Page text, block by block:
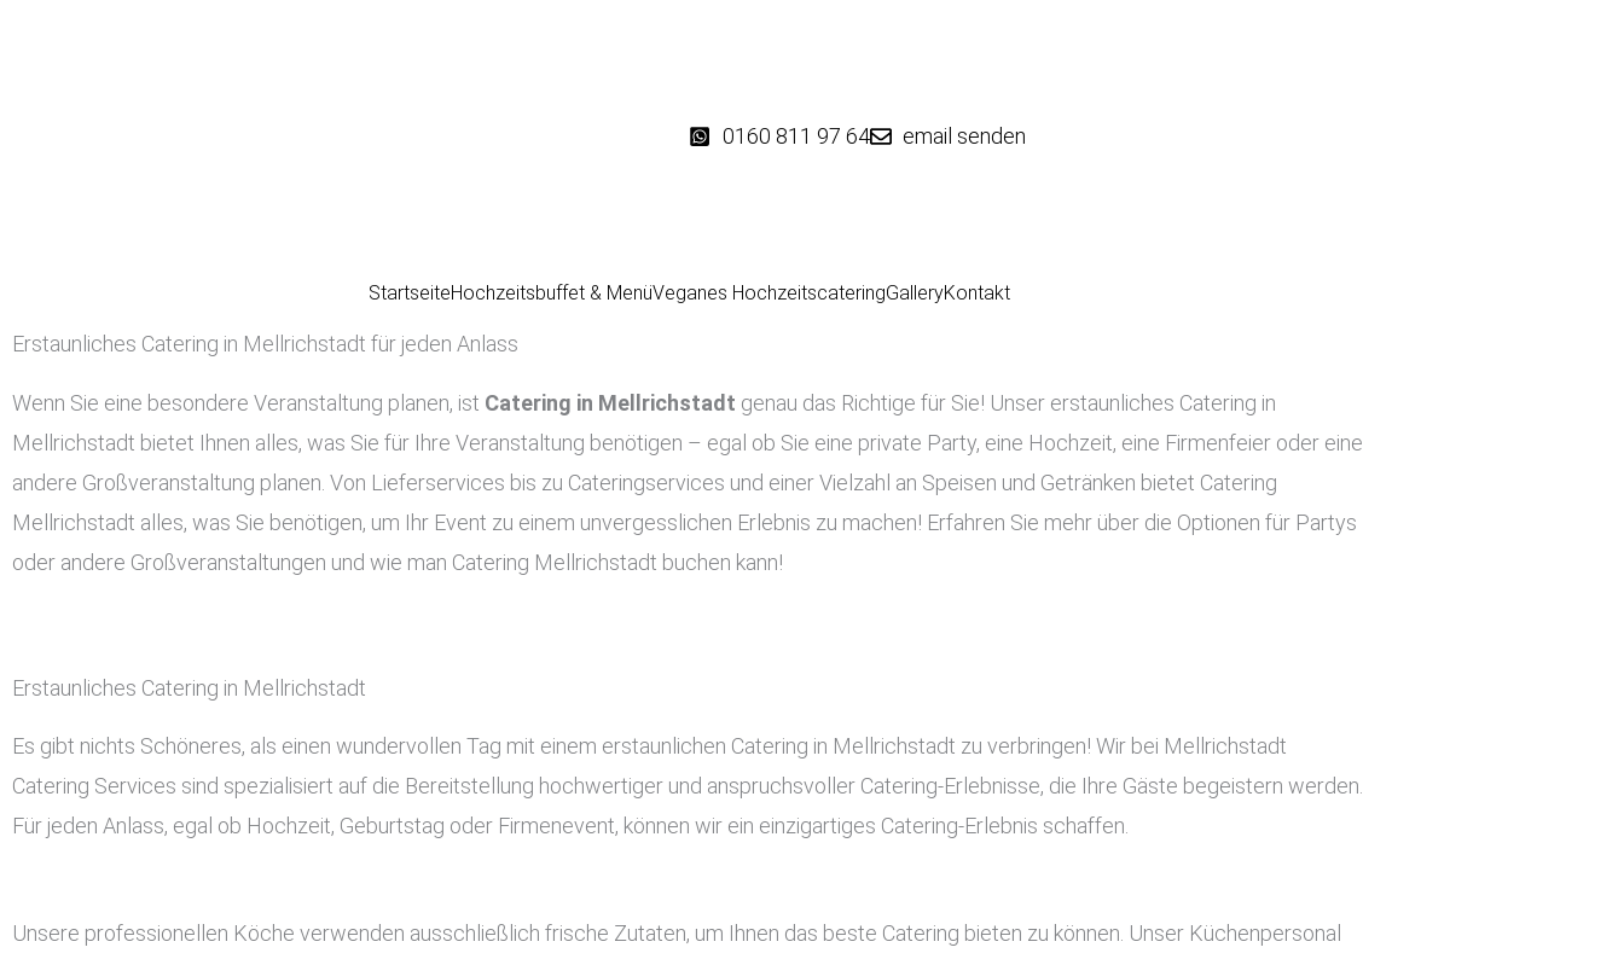
0160 811 97 64
email senden
StartseiteHochzeitsbuffet & MenüVeganes HochzeitscateringGalleryKontakt
Erstaunliches Catering in Mellrichstadt für jeden Anlass
Wenn Sie eine besondere Veranstaltung planen, ist Catering in Mellrichstadt genau das Richtige für Sie! Unser erstaunliches Catering in
Mellrichstadt bietet Ihnen alles, was Sie für Ihre Veranstaltung benötigen – egal ob Sie eine private Party, eine Hochzeit, eine Firmenfeier oder eine
andere Großveranstaltung planen. Von Lieferservices bis zu Cateringservices und einer Vielzahl an Speisen und Getränken bietet Catering
Mellrichstadt alles, was Sie benötigen, um Ihr Event zu einem unvergesslichen Erlebnis zu machen! Erfahren Sie mehr über die Optionen für Partys
oder andere Großveranstaltungen und wie man Catering Mellrichstadt buchen kann!
Erstaunliches Catering in Mellrichstadt
Es gibt nichts Schöneres, als einen wundervollen Tag mit einem erstaunlichen Catering in Mellrichstadt zu verbringen! Wir bei Mellrichstadt
Catering Services sind spezialisiert auf die Bereitstellung hochwertiger und anspruchsvoller Catering-Erlebnisse, die Ihre Gäste begeistern werden.
Für jeden Anlass, egal ob Hochzeit, Geburtstag oder Firmenevent, können wir ein einzigartiges Catering-Erlebnis schaffen.
Unsere professionellen Köche verwenden ausschließlich frische Zutaten, um Ihnen das beste Catering bieten zu können. Unser Küchenpersonal